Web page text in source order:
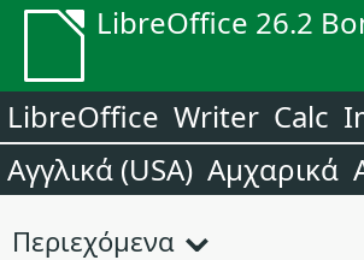
LibreOffice 26.2
LibreOffice Writer Calc
Αγγλικά (USA) Αμχαρικά
Περιεχόμενα